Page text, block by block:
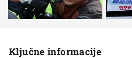
Ključne informacije